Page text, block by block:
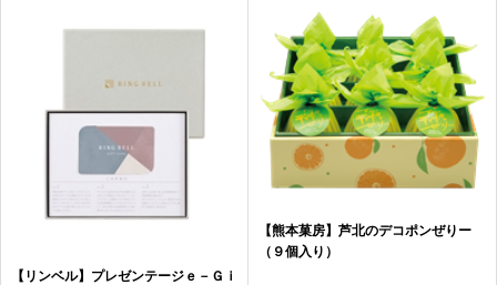
【リンベル】プレゼンテージｅ－Ｇｉ
【熊本菓房】芦北のデコポンぜりー
（９個入り）